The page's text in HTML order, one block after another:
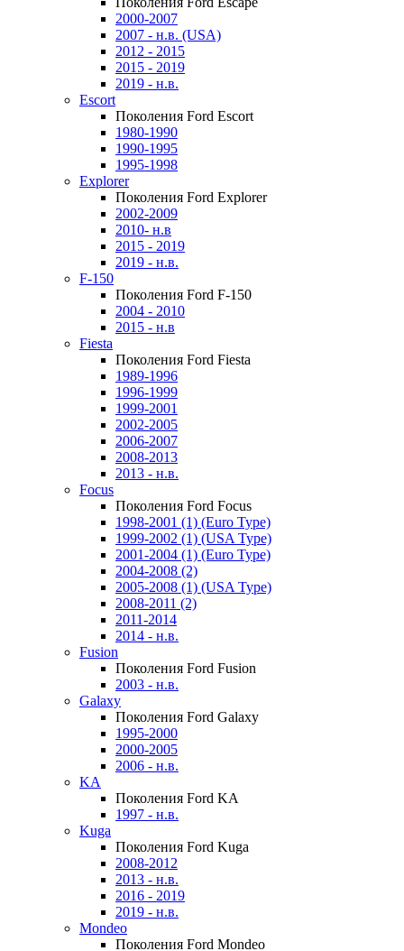
2000-2007
2007 - н.в. (USA)
2012 - 2015
2015 - 2019
2019 - н.в.
Escort
Поколения Ford Escort
1980-1990
1990-1995
1995-1998
Explorer
Поколения Ford Explorer
2002-2009
2010- н.в
2015 - 2019
2019 - н.в.
F-150
Поколения Ford F-150
2004 - 2010
2015 - н.в
Fiesta
Поколения Ford Fiesta
1989-1996
1996-1999
1999-2001
2002-2005
2006-2007
2008-2013
2013 - н.в.
Focus
Поколения Ford Focus
1998-2001 (1) (Euro Type)
1999-2002 (1) (USA Type)
2001-2004 (1) (Euro Type)
2004-2008 (2)
2005-2008 (1) (USA Type)
2008-2011 (2)
2011-2014
2014 - н.в.
Fusion
Поколения Ford Fusion
2003 - н.в.
Galaxy
Поколения Ford Galaxy
1995-2000
2000-2005
2006 - н.в.
KA
Поколения Ford KA
1997 - н.в.
Kuga
Поколения Ford Kuga
2008-2012
2013 - н.в.
2016 - 2019
2019 - н.в.
Mondeo
Поколения Ford Mondeo